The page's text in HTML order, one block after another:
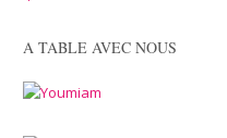
A TABLE AVEC NOUS